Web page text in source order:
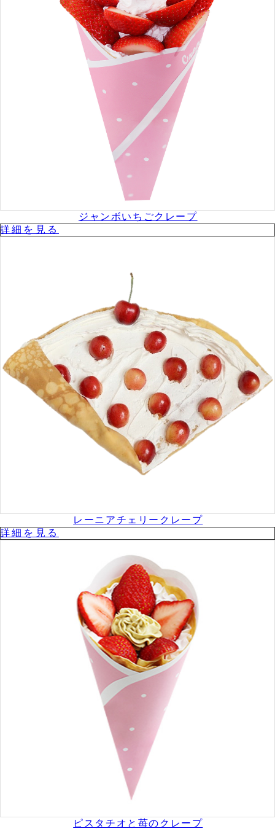
ジャンボいちごクレープ
詳細を⾒る
レーニアチェリークレープ
詳細を⾒る
ピスタチオと苺のクレープ